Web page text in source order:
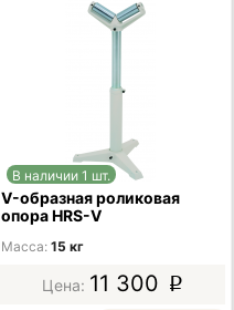
В наличии 1 шт.
V-образная роликовая
опора HRS-V
Масса 15 кг
11 300 p